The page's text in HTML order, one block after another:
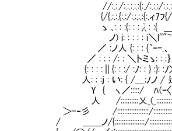
:.:.:/:.:.:i.:.:/.:.:./ﾉ
ィ7ﾌ{/ヽi:.:／r_,,斗
: :λ: :{ ＿ {( " ﾉ {
: i＼l''"~｀ / : :乂:
: : {`ｰ-.、 '' __ ｛ (: : : :
トミゝ: : :｝ ＜ ノ ￣
:/ :ﾉ: : } :}: :ﾉ> ..__
{ /＿:ﾉノ / 辷 ､}__￣
ﾊ(ｰ〈::) __ ￣￣
_(_::::::::::)〕 ￣ ＿/
:::::::::::::::{三三三ﾆ
:::::::::::::::::{))￣